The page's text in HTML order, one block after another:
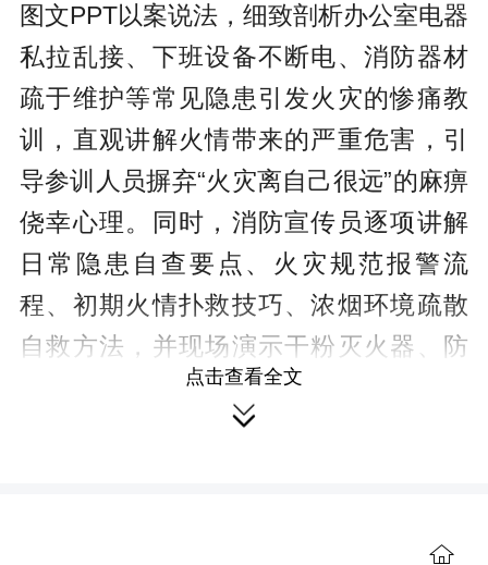
图文PPT以案说法，细致剖析办公室电器
私拉乱接、下班设备不断电、消防器材
疏于维护等常见隐患引发火灾的惨痛教
训，直观讲解火情带来的严重危害，引
导参训人员摒弃“火灾离自己很远”的麻痹
侥幸心理。同时，消防宣传员逐项讲解
日常隐患自查要点、火灾规范报警流
程、初期火情扑救技巧、浓烟环境疏散
自救方法，并现场演示干粉灭火器、防
烟面罩操作步骤，确保人人看得懂、学
点击查看全文
